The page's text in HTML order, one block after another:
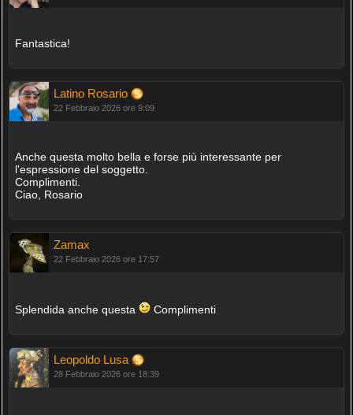
Fantastica!
Latino Rosario
22 Febbraio 2026 ore 9:09
Anche questa molto bella e forse più interessante per
l'espressione del soggetto.
Complimenti.
Ciao, Rosario
Zamax
22 Febbraio 2026 ore 17:57
Splendida anche questa Complimenti
Leopoldo Lusa
28 Febbraio 2026 ore 18:39